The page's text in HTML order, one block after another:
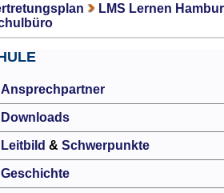
LMS Lernen
Ansprechpartner
Downloads
Leitbild & Schwerpunkte
Geschichte